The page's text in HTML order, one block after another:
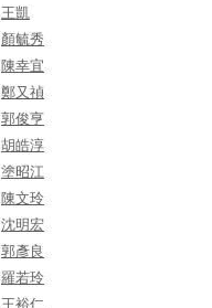
王凱
顏毓秀
陳幸宜
鄭又禎
郭俊亨
胡皓淳
塗昭江
陳文玲
沈明宏
郭彥良
羅若玲
王裕仁